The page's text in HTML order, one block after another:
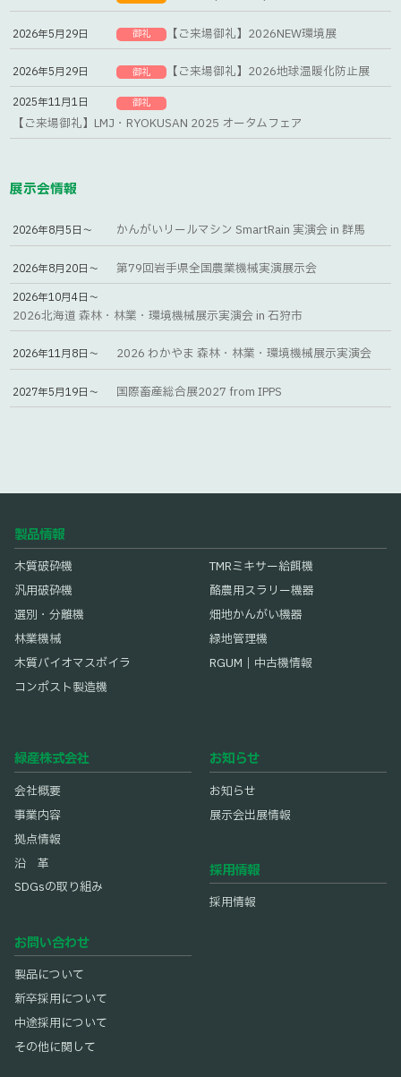
2026年5月29日 御礼 【ご来場御礼】2026NEW環境展
2026年5月29日 御礼 【ご来場御礼】2026地球温暖化防止展
2025年11月1日 御礼
【ご来場御礼】LMJ・RYOKUSAN 2025 オータムフェア
展示会情報
2026年8月5日～ かんがいリールマシン SmartRain 実演会 in 群馬
2026年8月20日～ 第79回岩手県全国農業機械実演展示会
2026年10月4日～
2026北海道 森林・林業・環境機械展示実演会 in 石狩市
2026年11月8日～ 2026 わかやま 森林・林業・環境機械展示実演会
2027年5月19日～ 国際畜産総合展2027 from IPPS
製品情報
木質破砕機
汎用破砕機
選別・分離機
林業機械
木質バイオマスボイラ
コンポスト製造機
TMRミキサー給餌機
酪農用スラリー機器
畑地かんがい機器
緑地管理機
RGUM｜中古機情報
緑産株式会社
会社概要
事業内容
拠点情報
沿 革
SDGsの取り組み
お問い合わせ
製品について
新卒採用について
中途採用について
その他に関して
お知らせ
お知らせ
展示会出展情報
採用情報
採用情報